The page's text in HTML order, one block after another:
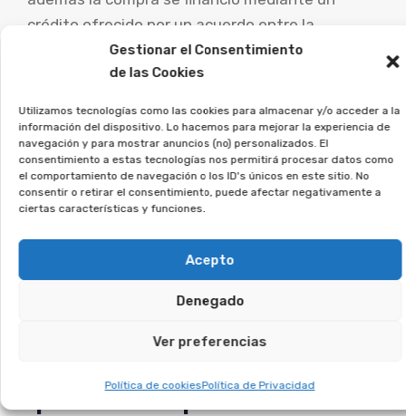
Gestionar el Consentimiento
de las Cookies
Utilizamos tecnologías como las cookies para almacenar y/o acceder a la
información del dispositivo. Lo hacemos para mejorar la experiencia de
navegación y para mostrar anuncios (no) personalizados. El
consentimiento a estas tecnologías nos permitirá procesar datos como
el comportamiento de navegación o los ID's únicos en este sitio. No
consentir o retirar el consentimiento, puede afectar negativamente a
ciertas características y funciones.
Acepto
Denegado
Ver preferencias
Política de cookiesPolítica de Privacidad
crédito ofrecido por un acuerdo entre la
comercializadora y una entidad bancaria, la
anulación del acuerdo de compra puede
posibilitando al comprador obtener la devolución
de una parte sustancial o todo del dinero
desembolsado.
este tipo de acuerdos busquen asesoramiento
legal especializado para evaluar su caso
concreto y explorar las vías de reclamación.
En Afeban trabajamos para los
consumidores a reclamar lo
que les corresponde.